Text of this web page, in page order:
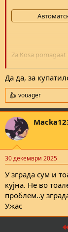
Za Kosa
Kunjskata
Да да, за
R
e
a
c
t
i
s
vouager
30 декември 2025
У зграда сум и
кујна. Не во
проблем..у
Ужас